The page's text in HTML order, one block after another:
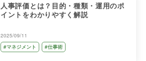
人事評価とは？目的・種類・運用のポ
イントをわかりやすく解説
2025/09/11
#マネジメント
#仕事術